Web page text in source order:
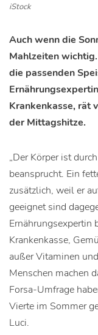
iStock
Auch wenn die
Mahlzeiten
die passenden
Krankenkasse, rät
der Mittagshitze.
„Der Körper ist
beansprucht. Ein
zusätzlich, weil er
geeignet sind
Ernährungsexpertin
Krankenkasse,
außer Vitaminen
Menschen machen
Forsa-Umfrage
Vierte im Sommer
Luci.